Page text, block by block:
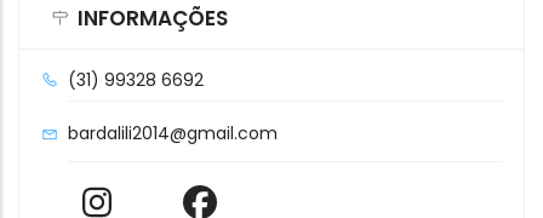
INFORMAÇÕES
(31) 99328 6692
bardalili2014@gmail.com